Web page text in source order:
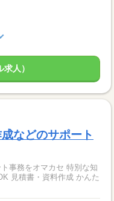
人）
などのサポート
事務をオマカセ 特別な知
見積書・資料作成 かんた